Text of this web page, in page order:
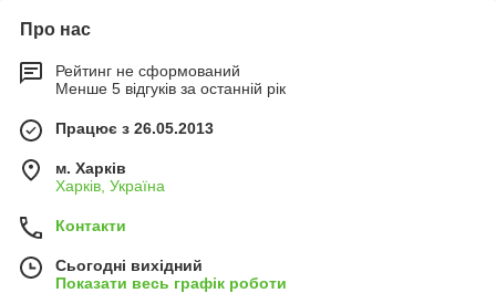
Про нас
Рейтинг не сформований
Менше 5 відгуків за останній рік
Працює з 26.05.2013
м. Харків
Харків, Україна
Контакти
Сьогодні вихідний
Показати весь графік роботи